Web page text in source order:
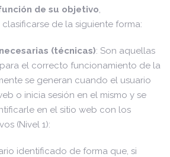
de su objetivo,
de la siguiente forma:
(técnicas): Son aquellas
el correcto funcionamiento de la
se generan cuando el usuario
o inicia sesión en el mismo y se
en el sitio web con los
(Nivel 1):
identificado de forma que, si